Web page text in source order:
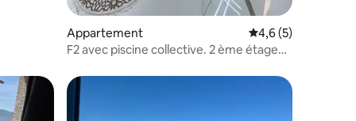
Appartement Évaluation
4,6 (5)
F2 avec piscine collective. 2 ème étage